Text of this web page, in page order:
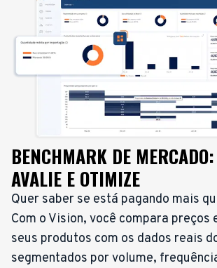
BENCHMARK DE
AVALIE E OTIMIZE
Quer saber se está pagando mais
Com o Vision, você compara preços
seus produtos com os dados reais
segmentados por volume,